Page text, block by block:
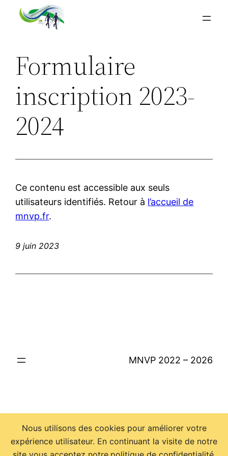
Aller
Formulaire
inscription 2023-
2024
Ce contenu est accessible aux seuls
utilisateurs identifiés. Retour à l’accueil de
mnvp.fr.
9 juin 2023
MNVP 2022 – 2026
Nous utilisons des cookies pour améliorer votre
expérience utilisateur. En continuant la visite de notre